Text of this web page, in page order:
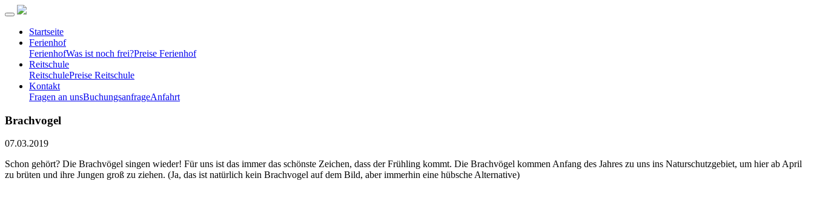
Startseite
Ferienhof
FerienhofWas ist noch frei?Preise Ferienhof
Reitschule
ReitschulePreise Reitschule
Kontakt
Fragen an unsBuchungsanfrageAnfahrt
Brachvogel
07.03.2019
Schon gehört? Die Brachvögel singen wieder! Für uns ist das immer das schönste Zeichen, dass der Frühling kommt. Die Brachvögel kommen Anfang des Jahres zu uns ins Naturschutzgebiet, um hier ab April
zu brüten und ihre Jungen groß zu ziehen. (Ja, das ist natürlich kein Brachvogel auf dem Bild, aber immerhin eine hübsche Alternative)